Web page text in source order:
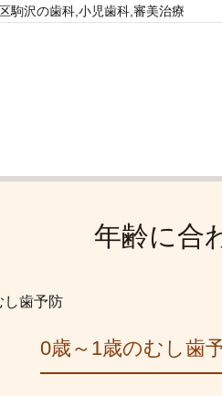
駒沢の歯科,小児歯科,審美治療
年齢に合
し歯予防
0歳～1歳のむし歯